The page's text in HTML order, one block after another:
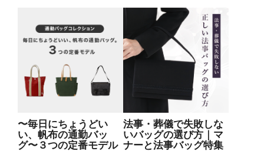
〜毎日にちょうどい
い、帆布の通勤バッ
グ〜３つの定番モデル
法事・葬儀で失敗しな
いバッグの選び方｜マ
ナーと法事バッグ特集